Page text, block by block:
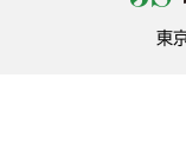
東